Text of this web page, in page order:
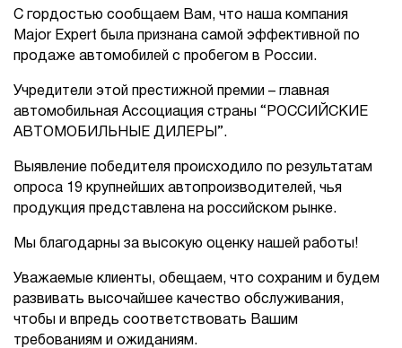
С гордостью сообщаем Вам, что наша компания
Major Expert была признана самой эффективной по
продаже автомобилей с пробегом в России.
Учредители этой престижной премии – главная
автомобильная Ассоциация страны “РОССИЙСКИЕ
АВТОМОБИЛЬНЫЕ ДИЛЕРЫ”.
Выявление победителя происходило по результатам
опроса 19 крупнейших автопроизводителей, чья
продукция представлена на российском рынке.
Мы благодарны за высокую оценку нашей работы!
Уважаемые клиенты, обещаем, что сохраним и будем
развивать высочайшее качество обслуживания,
чтобы и впредь соответствовать Вашим
требованиям и ожиданиям.